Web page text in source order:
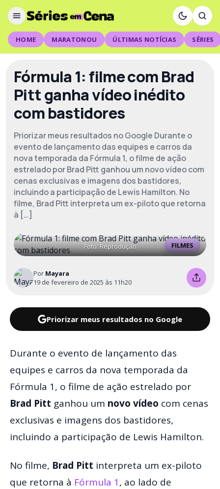
HOME MARATONOU ÚLTIMAS NOTÍCIAS SÉRIES
Fórmula 1: filme com Brad
Pitt ganha vídeo inédito
com bastidores
Priorizar meus resultados no Google Durante o
evento de lançamento das equipes e carros da
nova temporada da Fórmula 1, o filme de ação
estrelado por Brad Pitt ganhou um novo vídeo com
cenas exclusivas e imagens dos bastidores,
incluindo a participação de Lewis Hamilton. No
filme, Brad Pitt interpreta um ex-piloto que retorna
à […]
FILMES
Foto: Reprodução
Por Mayara
19 de fevereiro de 2025 às 11h20
Priorizar meus resultados no Google
Durante o evento de lançamento das
equipes e carros da nova temporada da
Fórmula 1, o filme de ação estrelado por
Brad Pitt ganhou um novo vídeo com cenas
exclusivas e imagens dos bastidores,
incluindo a participação de Lewis Hamilton.
No filme, Brad Pitt interpreta um ex-piloto
que retorna à Fórmula 1, ao lado de